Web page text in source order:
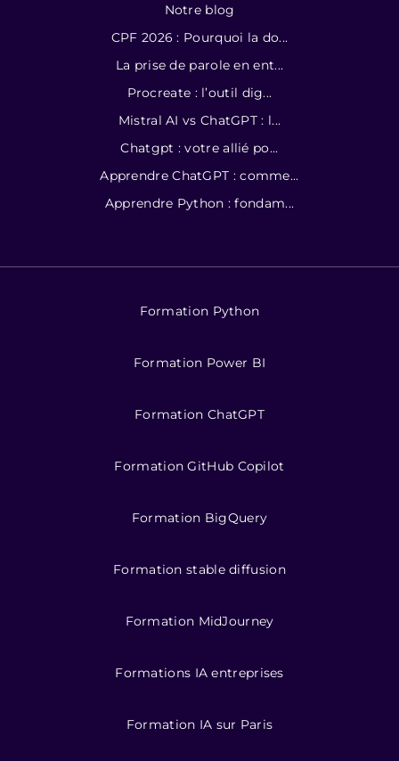
Notre blog
CPF 2026 : Pourquoi la do...
La prise de parole en ent...
Procreate : l’outil dig...
Mistral AI vs ChatGPT : l...
Chatgpt : votre allié po...
Apprendre ChatGPT : comme...
Apprendre Python : fondam...
Formation Python
Formation Power BI
Formation ChatGPT
Formation GitHub Copilot
Formation BigQuery
Formation stable diffusion
Formation MidJourney
Formations IA entreprises
Formation IA sur Paris